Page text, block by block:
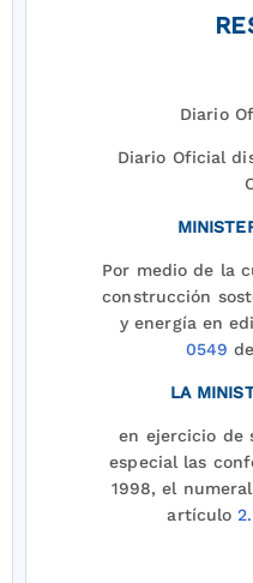
Diario
Diario Oficial
Por medio de la
construcción
y energía en
0549
LA
en ejercicio de
especial las
1998, el
artículo